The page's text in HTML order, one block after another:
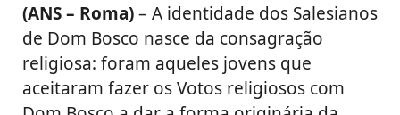
(ANS – Roma)– A identidade dos Salesianos
de Dom Bosco nasce da consagração
religiosa: foram aqueles jovens que
aceitaram fazer os Votos religiosos com